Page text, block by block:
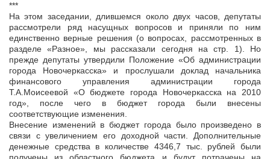
***
На этом заседании, длившемся около двух часов, депутаты
рассмотрели ряд насущных вопросов и приняли по ним
единственно верные решения (о вопросах, рассмотренных в
разделе «Разное», мы рассказали сегодня на стр. 1). Но
прежде депутаты утвердили Положение «Об администрации
города Новочеркасска» и прослушали доклад начальника
финансового управления администрации города
Т.А.Моисеевой «О бюджете города Новочеркасска на 2010
год», после чего в бюджет города были внесены
соответствующие изменения.
Внесение изменений в бюджет города было произведено в
связи с увеличением его доходной части. Дополнительные
денежные средства в количестве 4346,7 тыс. рублей были